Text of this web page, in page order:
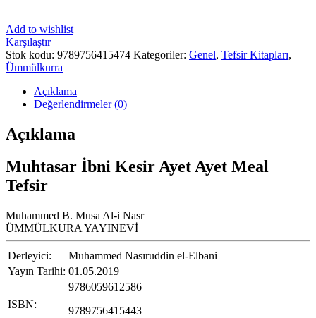
Add to wishlist
Karşılaştır
Stok kodu: 9789756415474 Kategoriler: Genel, Tefsir Kitapları,
Ümmülkurra
Açıklama
Değerlendirmeler (0)
Açıklama
Muhtasar İbni Kesir Ayet Ayet Meal
Tefsir
Muhammed B. Musa Al-i Nasr
ÜMMÜLKURA YAYINEVİ
Derleyici:
Muhammed Nasıruddin el-Elbani
Yayın Tarihi: 01.05.2019
ISBN:
9786059612586
9789756415443